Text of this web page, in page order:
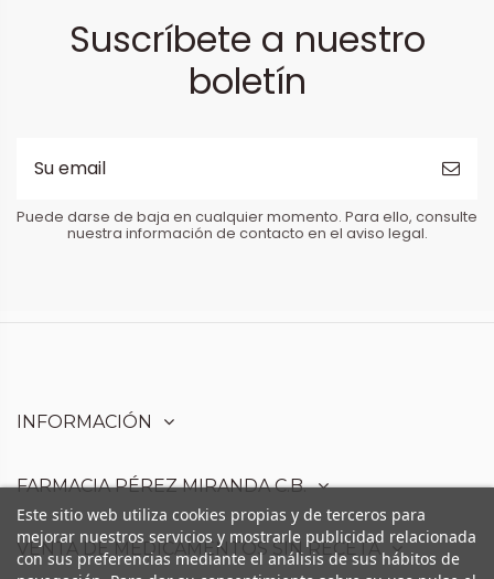
Suscríbete a nuestro
boletín
Puede darse de baja en cualquier momento. Para ello, consulte
nuestra información de contacto en el aviso legal.
INFORMACIÓN
FARMACIA PÉREZ MIRANDA C.B.
VENTA DE MEDICAMENTOS SIN RECETA
Este sitio web utiliza cookies propias y de terceros para
mejorar nuestros servicios y mostrarle publicidad relacionada
con sus preferencias mediante el análisis de sus hábitos de